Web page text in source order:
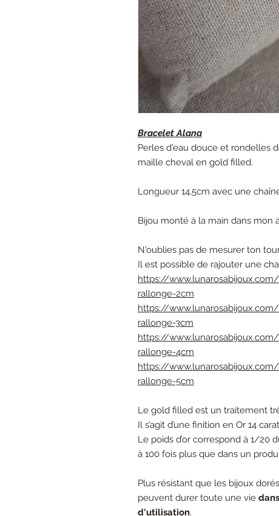
Bracelet Alana
Perles d'eau douce et rondelles
maille cheval en gold filled.
Longueur 14,5cm avec une
Bijou monté à la main dans mon
N'oublies pas de mesurer ton
Il est possible de rajouter une
https://
rallonge-2cm
https://
rallonge-3cm
https://
rallonge-4cm
https://
rallonge-5cm
Le gold filled est un traitement
Il s’agit d’une finition en Or 14
Le poids d’or correspond à 1/20
à 100 fois plus que dans un
Plus résistant que les bijoux
peuvent durer toute une vie
d'utilisation.